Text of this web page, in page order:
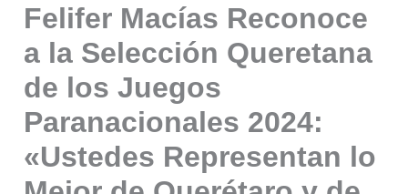
Felifer Macías Reconoce
a la Selección Queretana
de los Juegos
Paranacionales 2024:
«Ustedes Representan lo